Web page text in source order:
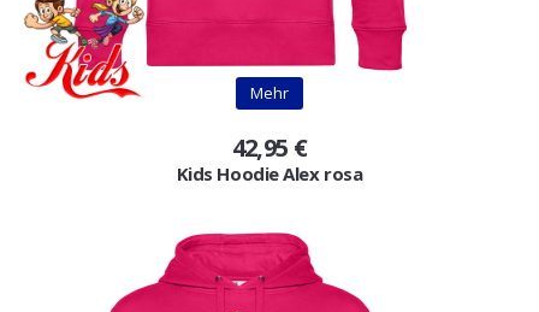
Mehr
42,95 €
Kids Hoodie Alex rosa